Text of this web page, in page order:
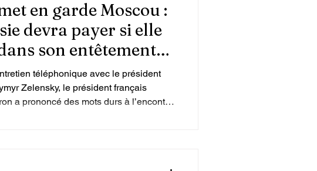
Monde des livres
en garde Moscou :
devra payer si elle
son entêtement
»
téléphonique avec le président
Zelensky, le président français
a prononcé des mots durs à l’encontre